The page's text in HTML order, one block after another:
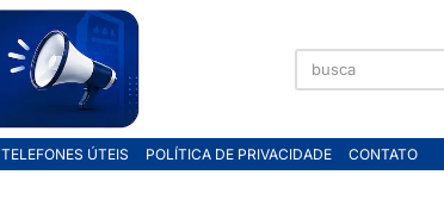
TELEFONES ÚTEIS POLÍTICA DE PRIVACIDADE CONTATO